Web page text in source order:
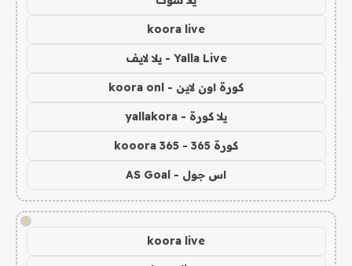
koora live
Yalla Live - يلا لايف
كورة اون لاين - koora onl
يلا كورة - yallakora
كورة 365 - kooora 365
اس جول - AS Goal
!
koora live